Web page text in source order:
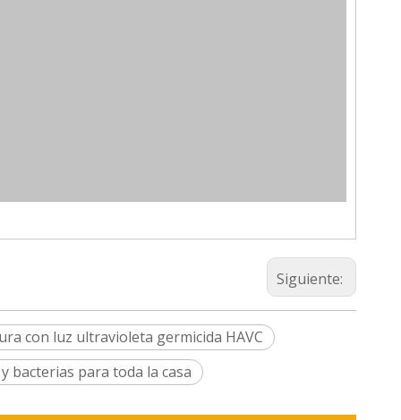
Siguiente:
con luz ultravioleta germicida HAVC
bacterias para toda la casa